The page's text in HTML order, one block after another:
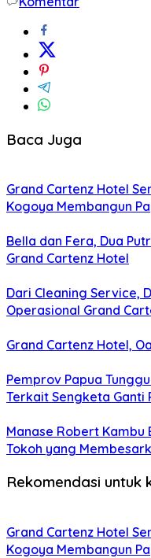
Baca Juga
Grand Cartenz Hotel
Kogoya Membangun
Bella dan Fera, Dua
Grand Cartenz Hotel
Dari Cleaning Service,
Operasional Grand
Grand Cartenz Hotel,
Pemprov Papua
Terkait Sengketa Ganti
Manase Robert Kambu
Tokoh yang
Rekomendasi untuk
Grand Cartenz Hotel
Kogoya Membangun